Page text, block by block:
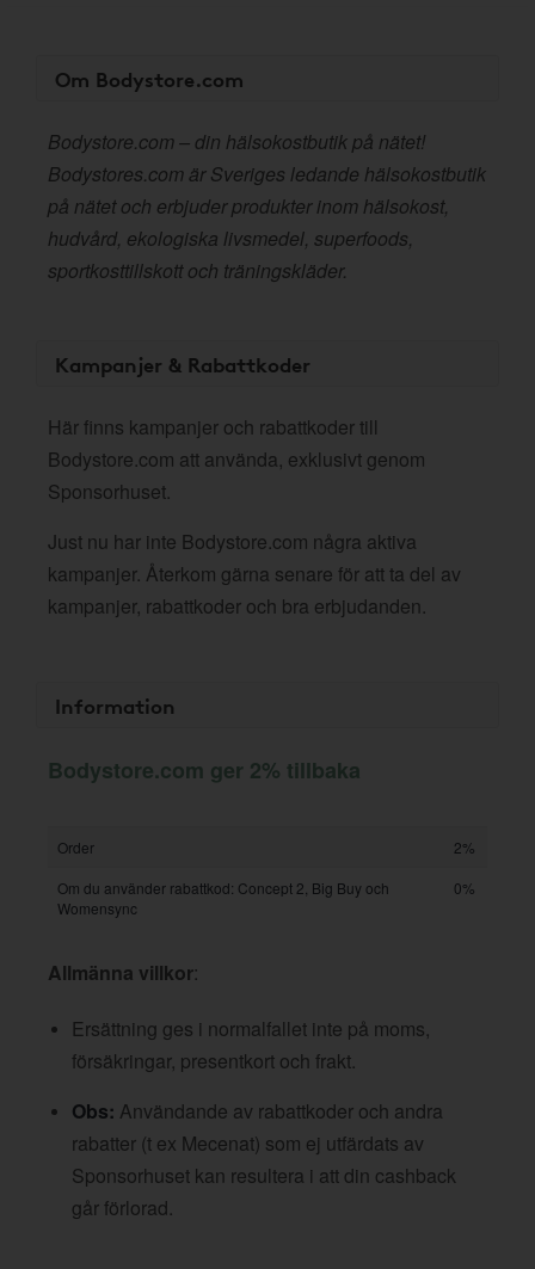
Om Bodystore.com
Bodystore.com – din hälsokostbutik på nätet!
Bodystores.com är Sveriges ledande hälsokostbutik
på nätet och erbjuder produkter inom hälsokost,
hudvård, ekologiska livsmedel, superfoods,
sportkosttillskott och träningskläder.
Kampanjer & Rabattkoder
Här finns kampanjer och rabattkoder till
Bodystore.com att använda, exklusivt genom
Sponsorhuset.
Just nu har inte Bodystore.com några aktiva
kampanjer. Återkom gärna senare för att ta del av
kampanjer, rabattkoder och bra erbjudanden.
Information
Bodystore.com ger 2% tillbaka
Order
2%
Om du använder rabattkod: Concept 2, Big Buy och
Womensync
0%
Allmänna villkor:
Ersättning ges i normalfallet inte på moms,
försäkringar, presentkort och frakt.
Obs: Användande av rabattkoder och andra
rabatter (t ex Mecenat) som ej utfärdats av
Sponsorhuset kan resultera i att din cashback
går förlorad.